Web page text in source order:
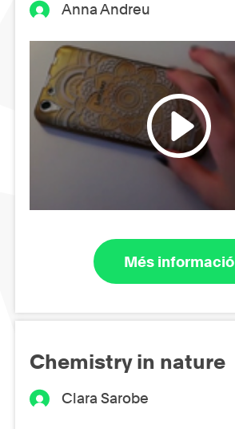
Anna Andreu
Més informació
Chemistry in nature
Clara Sarobe